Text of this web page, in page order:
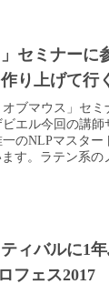
セミナーに
り上げて行
ブマウス」セミ
エル今回の講
のNLPマスター
す。ラテン系の
ィバルに1
フェス2017